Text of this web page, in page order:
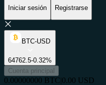
Iniciar sesión Registrarse
BTC-USD
64762.5-0.32%
Cuenta principal
0.00000000 BTC|0.00 USD